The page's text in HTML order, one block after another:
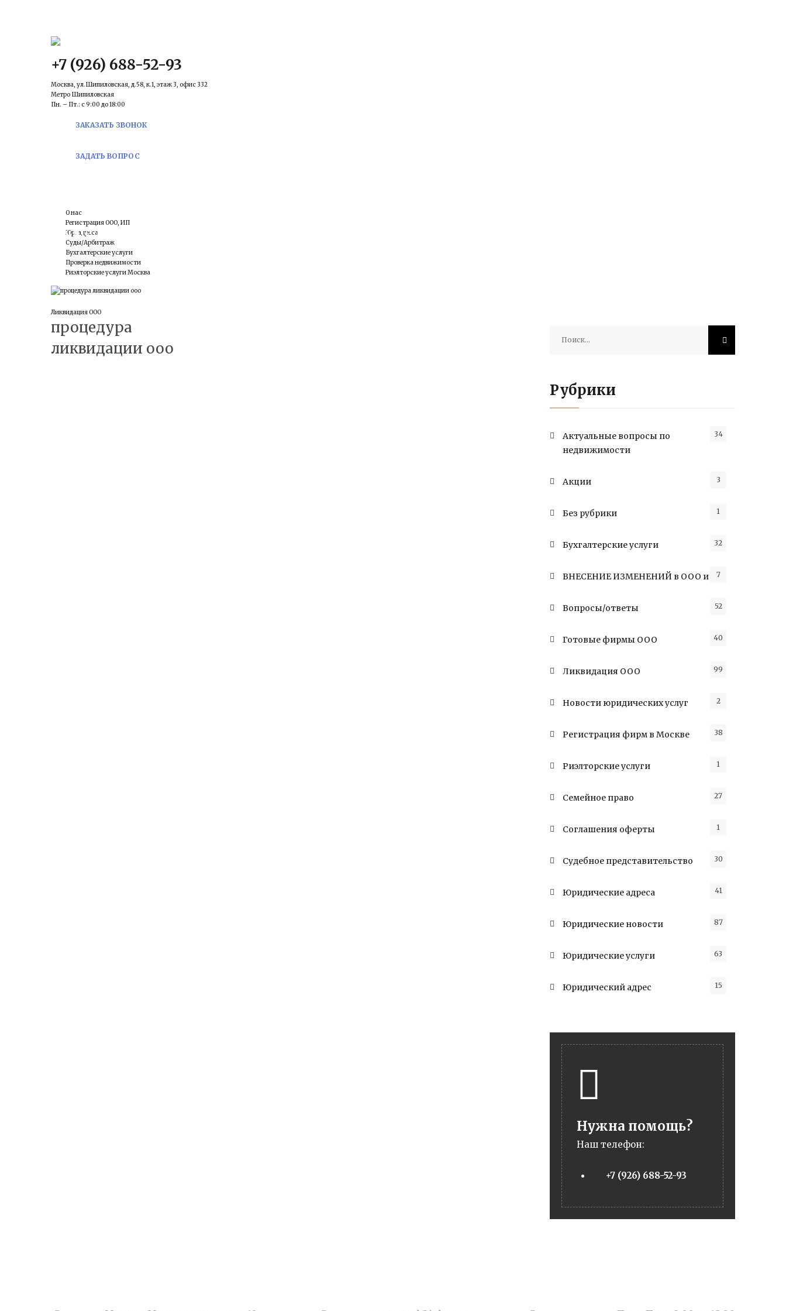
+7 (926) 688-52-93
Москва, ул.Шипиловская, д.58, к.1, этаж 3, офис 332
Метро Шипиловская
Пн. – Пт.: с 9:00 до 18:00
ЗАКАЗАТЬ ЗВОНОК
ЗАДАТЬ ВОПРОС
О нас
Регистрация ООО, ИП
Юр. адреса
Суды/Арбитраж
Бухгалтерские услуги
Проверка недвижимости
Риэлторские услуги Москва
процедура ликвидации
Ликвидация ООО
процедура
ликвидации ооо
Рубрики
Актуальные вопросы по
недвижимости
34
Акции 3
Без рубрики 1
Бухгалтерские услуги 32
ВНЕСЕНИЕ ИЗМЕНЕНИЙ в ООО и ИП
7
Вопросы/ответы 52
Готовые фирмы ООО 40
Ликвидация ООО 99
Новости юридических услуг 2
Регистрация фирм в Москве 38
Риэлторские услуги 1
Семейное право 27
Соглашения оферты 1
Судебное представительство 30
Юридические адреса 41
Юридические новости 87
Юридические услуги 63
Юридический адрес 15
Нужна помощь?
Наш телефон:
+7 (926) 688-52-93